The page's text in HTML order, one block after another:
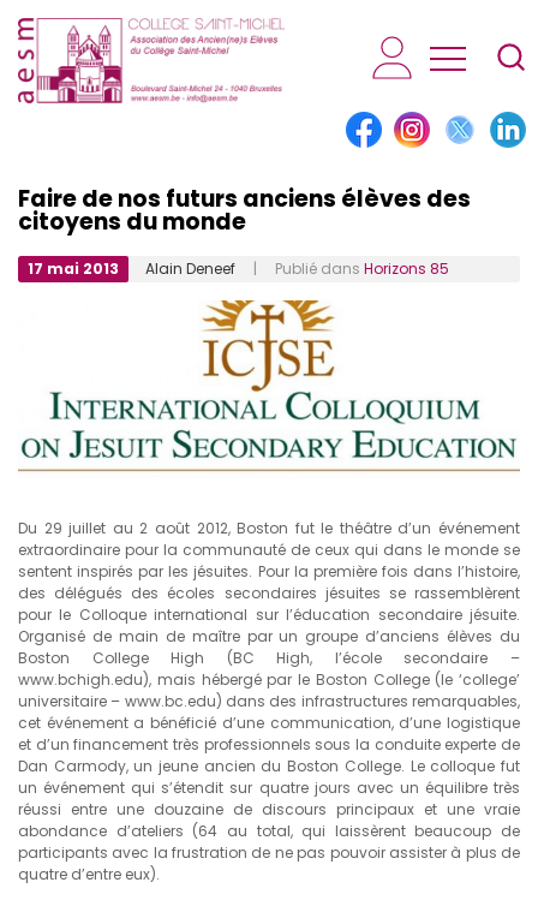
AESM...
Faire de nos futurs anciens élèves des
citoyens du monde
17 mai 2013 Alain Deneef | Publié dans Horizons 85
Du 29 juillet au 2 août 2012, Boston fut le théâtre d’un événement
extraordinaire pour la communauté de ceux qui dans le monde se
sentent inspirés par les jésuites. Pour la première fois dans l’histoire,
des délégués des écoles secondaires jésuites se rassemblèrent
pour le Colloque international sur l’éducation secondaire jésuite.
Organisé de main de maître par un groupe d’anciens élèves du
Boston College High (BC High, l’école secondaire –
www.bchigh.edu), mais hébergé par le Boston College (le ‘college’
universitaire – www.bc.edu) dans des infrastructures remarquables,
cet événement a bénéficié d’une communication, d’une logistique
et d’un financement très professionnels sous la conduite experte de
Dan Carmody, un jeune ancien du Boston College. Le colloque fut
un événement qui s’étendit sur quatre jours avec un équilibre très
réussi entre une douzaine de discours principaux et une vraie
abondance d’ateliers (64 au total, qui laissèrent beaucoup de
participants avec la frustration de ne pas pouvoir assister à plus de
quatre d’entre eux).